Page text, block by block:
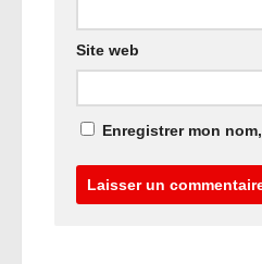
Site web
Enregistrer mon